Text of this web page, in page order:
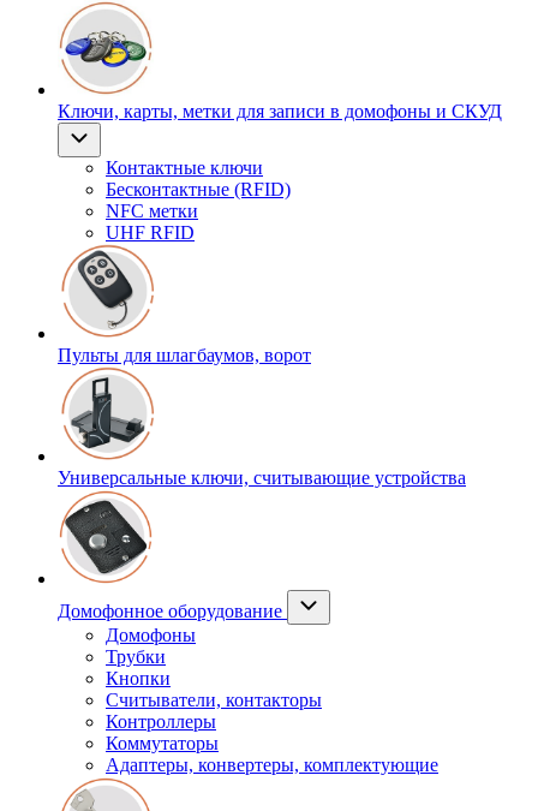
Ключи, карты, метки для записи в домофоны и СКУД
Контактные ключи
Бесконтактные (RFID)
NFC метки
UHF RFID
Пульты для шлагбаумов, ворот
Универсальные ключи, считывающие устройства
Домофонное оборудование
Домофоны
Трубки
Кнопки
Считыватели, контакторы
Контроллеры
Коммутаторы
Адаптеры, конвертеры, комплектующие